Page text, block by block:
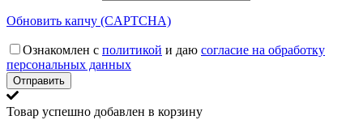
Обновить капчу (CAPTCHA)
Ознакомлен с политикой и даю согласие на обработку
персональных данных
Товар успешно добавлен в корзину